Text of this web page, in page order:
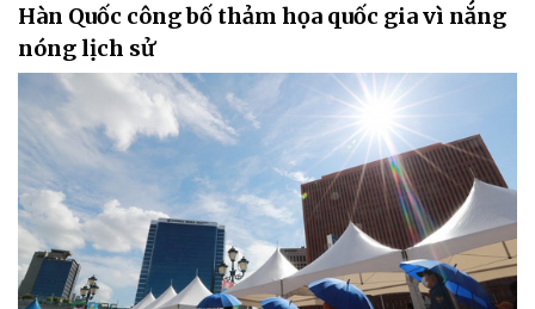
Hàn Quốc công bố thảm họa quốc gia vì nắng
nóng lịch sử